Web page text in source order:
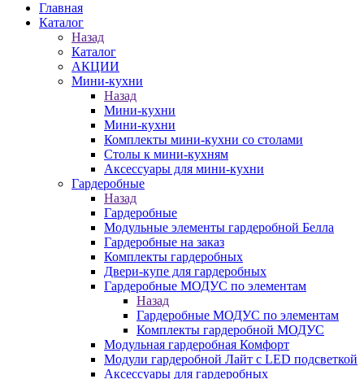
Главная
Каталог
Назад
Каталог
АКЦИИ
Мини-кухни
Назад
Мини-кухни
Мини-кухни
Комплекты мини-кухни со столами
Столы к мини-кухням
Аксессуары для мини-кухни
Гардеробные
Назад
Гардеробные
Модульные элементы гардеробной Белла
Гардеробные на заказ
Комплекты гардеробных
Двери-купе для гардеробных
Гардеробные МОДУС по элементам
Назад
Гардеробные МОДУС по элементам
Комплекты гардеробной МОДУС
Модульная гардеробная Комфорт
Модули гардеробной Лайт с LED подсветкой
Аксессуары для гардеробных